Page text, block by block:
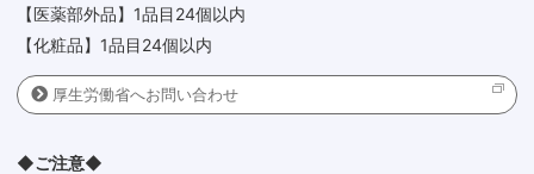
【医薬部外品】1品目24個以内
【化粧品】1品目24個以内
厚生労働省へお問い合わせ
◆ご注意◆